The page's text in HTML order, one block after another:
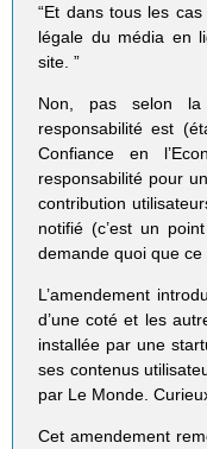
“Et dans tous les
légale du média en
site. ”
Non, pas selon
responsabilité est
Confiance en
responsabilité pour
contribution
notifié (c’est un
demande quoi que ce
L’amendement
d’une coté et les
installée par une
ses contenus
par Le Monde.
Cet amendement